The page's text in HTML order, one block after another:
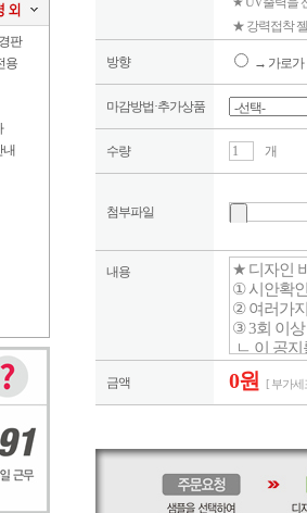
판
용
내
★ 강력접착
방향 → 가로가
마감방법·추가상품
수량 개
첨부파일
내용
금액 0원 [ 부가세